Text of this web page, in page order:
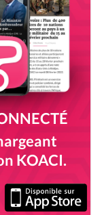
KOACI.